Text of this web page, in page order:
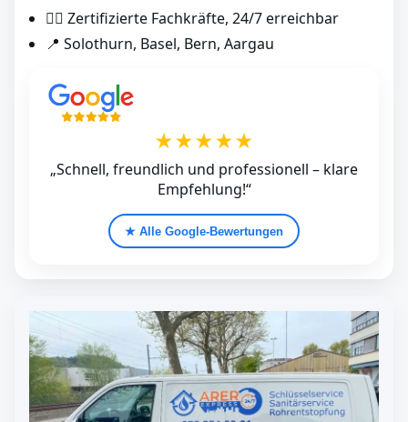
👷‍♂️ Zertifizierte Fachkräfte, 24/7 erreichbar
📍 Solothurn, Basel, Bern, Aargau
★★★★★
„Schnell, freundlich und professionell – klare
Empfehlung!“
★ Alle Google‑Bewertungen